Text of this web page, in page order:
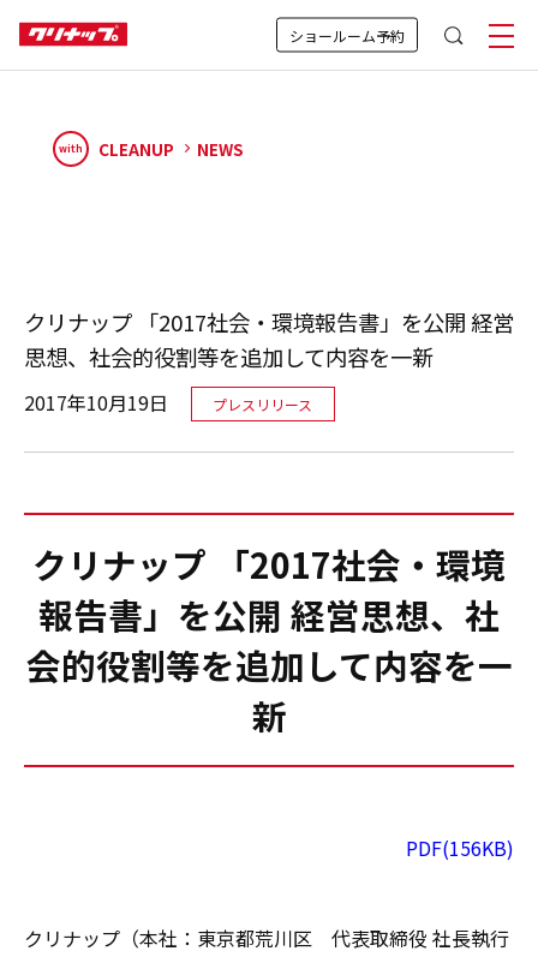
ショールーム予約
with CLEANUP NEWS
クリナップ 「2017社会・環境報告書」を公開 経営
思想、社会的役割等を追加して内容を一新
2017年10月19日 プレスリリース
クリナップ 「2017社会・環境
報告書」を公開 経営思想、社
会的役割等を追加して内容を一
新
PDF(156KB)
クリナップ（本社：東京都荒川区 代表取締役 社長執行